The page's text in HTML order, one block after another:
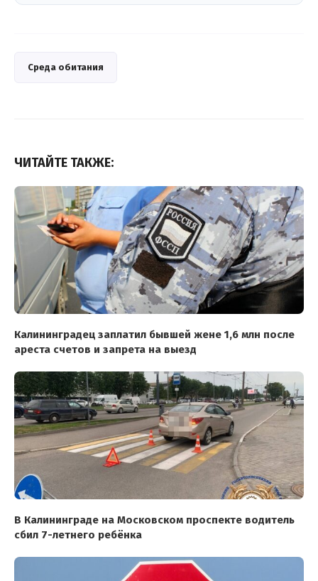
Среда обитания
ЧИТАЙТЕ ТАКЖЕ:
Калининградец заплатил бывшей жене 1,6 млн после
ареста счетов и запрета на выезд
В Калининграде на Московском проспекте водитель
сбил 7-летнего ребёнка